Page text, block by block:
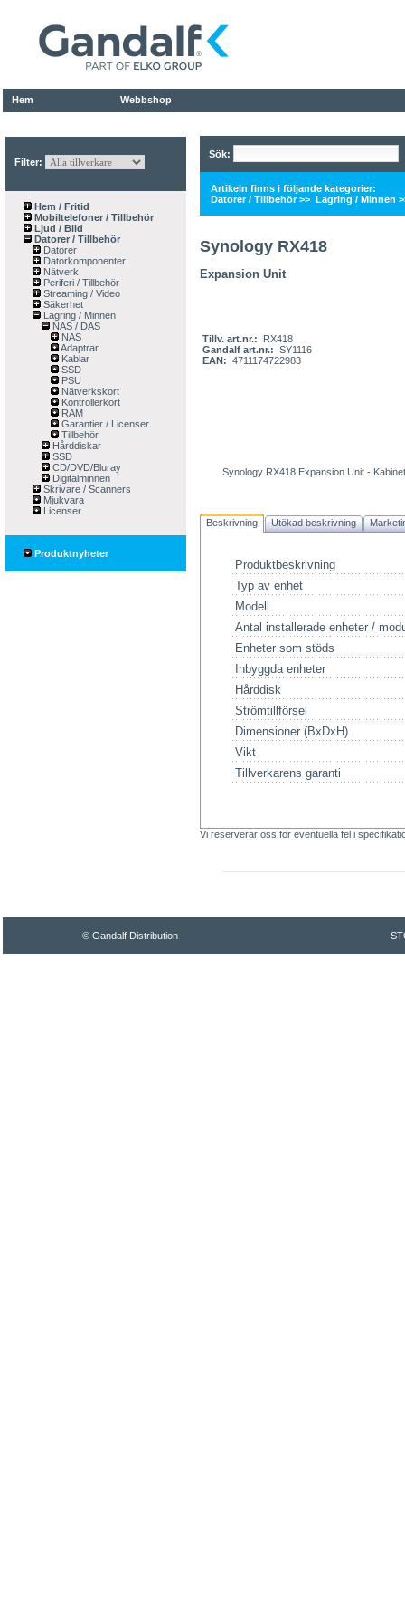
Hem Webbshop
Filter:
Hem / Fritid
Mobiltelefoner / Tillbehör
Ljud / Bild
Datorer / Tillbehör
Datorer
Datorkomponenter
Nätverk
Periferi / Tillbehör
Streaming / Video
Säkerhet
Lagring / Minnen
NAS / DAS
NAS
Adaptrar
Kablar
SSD
PSU
Nätverkskort
Kontrollerkort
RAM
Garantier / Licenser
Tillbehör
Hårddiskar
SSD
CD/DVD/Bluray
Digitalminnen
Skrivare / Scanners
Mjukvara
Licenser
Produktnyheter
Sök:
Artikeln finns i följande kategorier:
Datorer / Tillbehör>> Lagring / Minnen
Synology RX418
Expansion Unit
Tillv. art.nr.:
RX418
Gandalf art.nr.: SY1116
EAN: 4711174722983
Synology RX418 Expansion Unit -
Beskrivning Utökad beskrivning
Produktbeskrivning
Typ av enhet
Modell
Antal installerade enheter /
Enheter som stöds
Inbyggda enheter
Hårddisk
Strömtillförsel
Dimensioner (BxDxH)
Vikt
Tillverkarens garanti
Vi reserverar oss för eventuella fel i
© Gandalf Distribution